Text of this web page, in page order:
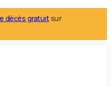
décès gratuitsur